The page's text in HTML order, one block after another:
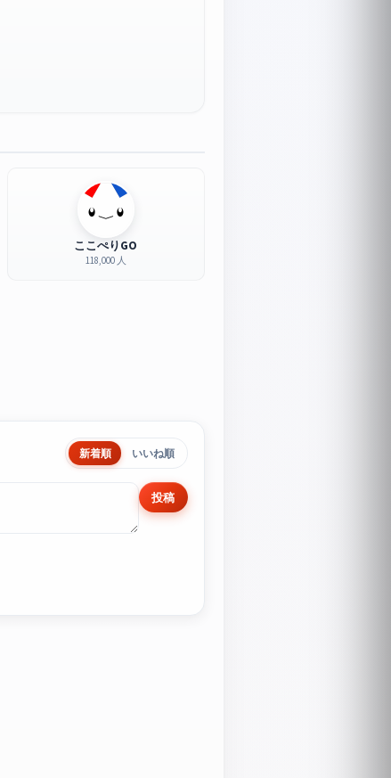
ここぺりGO
118,000 人
新着順 いいね順
投稿